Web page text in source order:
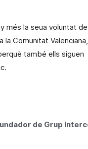
més la seua voluntat de
la Comunitat Valenciana,
també ells siguen